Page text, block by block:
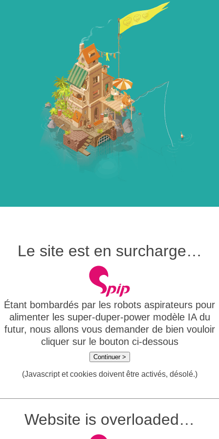
Le site est en surcharge…
Étant bombardés par les robots aspirateurs pour
alimenter les super-duper-power modèle IA du
futur, nous allons vous demander de bien vouloir
cliquer sur le bouton ci-dessous
Continuer >
(Javascript et cookies doivent être activés, désolé.)
Website is overloaded…